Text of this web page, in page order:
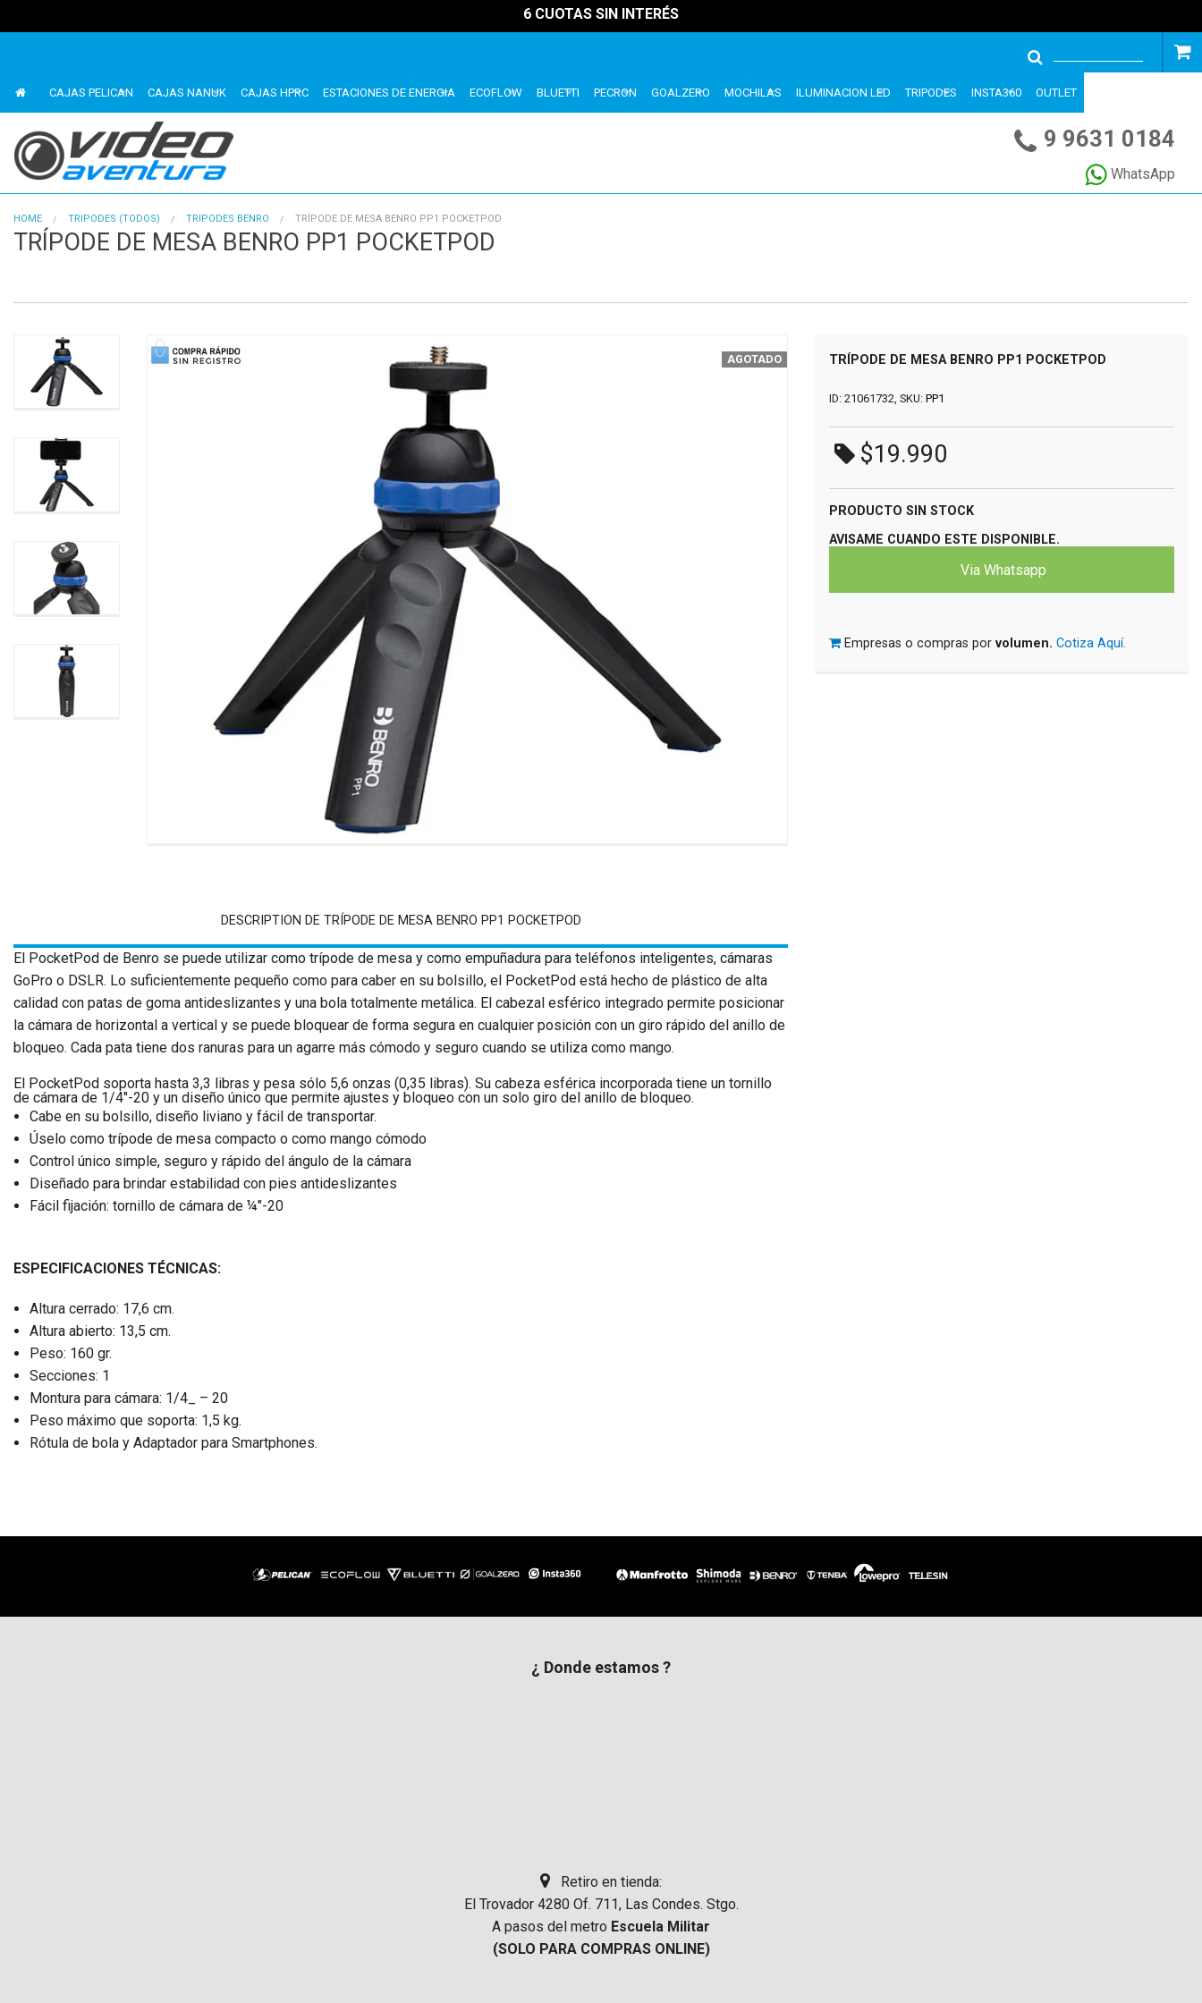
6 CUOTAS SIN INTERÉS
CAJAS PELICAN CAJAS NANUK CAJAS HPRC ESTACIONES DE ENERGIA ECOFLOW BLUETTI PECRON GOALZERO MOCHILAS ILUMINACION LED TRIPODES INSTA360 OUTLET
9 9631 0184
WhatsApp
HOME TRIPODES (TODOS) TRIPODES BENRO TRÍPODE DE MESA BENRO PP1 POCKETPOD
TRÍPODE DE MESA BENRO PP1 POCKETPOD
AGOTADO
1 of 4
DESCRIPTION DE TRÍPODE DE MESA BENRO PP1 POCKETPOD
El PocketPod de Benro se puede utilizar como trípode de mesa y como empuñadura para teléfonos inteligentes, cámaras
GoPro o DSLR. Lo suficientemente pequeño como para caber en su bolsillo, el PocketPod está hecho de plástico de alta
calidad con patas de goma antideslizantes y una bola totalmente metálica. El cabezal esférico integrado permite posicionar
la cámara de horizontal a vertical y se puede bloquear de forma segura en cualquier posición con un giro rápido del anillo de
bloqueo. Cada pata tiene dos ranuras para un agarre más cómodo y seguro cuando se utiliza como mango.
El PocketPod soporta hasta 3,3 libras y pesa sólo 5,6 onzas (0,35 libras). Su cabeza esférica incorporada tiene un tornillo
de cámara de 1/4"-20 y un diseño único que permite ajustes y bloqueo con un solo giro del anillo de bloqueo.
Cabe en su bolsillo, diseño liviano y fácil de transportar.
Úselo como trípode de mesa compacto o como mango cómodo
Control único simple, seguro y rápido del ángulo de la cámara
Diseñado para brindar estabilidad con pies antideslizantes
Fácil fijación: tornillo de cámara de ¼"-20
ESPECIFICACIONES TÉCNICAS:
Altura cerrado: 17,6 cm.
Altura abierto: 13,5 cm.
Peso: 160 gr.
Secciones: 1
Montura para cámara: 1/4_ – 20
Peso máximo que soporta: 1,5 kg.
Rótula de bola y Adaptador para Smartphones.
TRÍPODE DE MESA BENRO PP1 POCKETPOD
ID: 21061732, SKU: PP1
$19.990
PRODUCTO SIN STOCK
AVISAME CUANDO ESTE DISPONIBLE.
Via Whatsapp
Empresas o compras por volumen. Cotiza Aquí.
¿ Donde estamos ?
Retiro en tienda:
El Trovador 4280 Of. 711, Las Condes. Stgo.
A pasos del metro Escuela Militar
(SOLO PARA COMPRAS ONLINE)